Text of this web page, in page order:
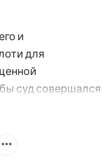
и
для
суд совершался
он не был бы
потому что
с человеком